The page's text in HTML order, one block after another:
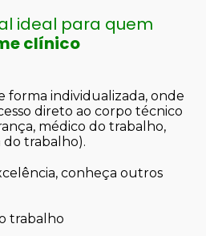
ideal para quem
clínico
forma individualizada, onde
direto ao corpo técnico
médico do trabalho,
trabalho).
conheça outros
trabalho